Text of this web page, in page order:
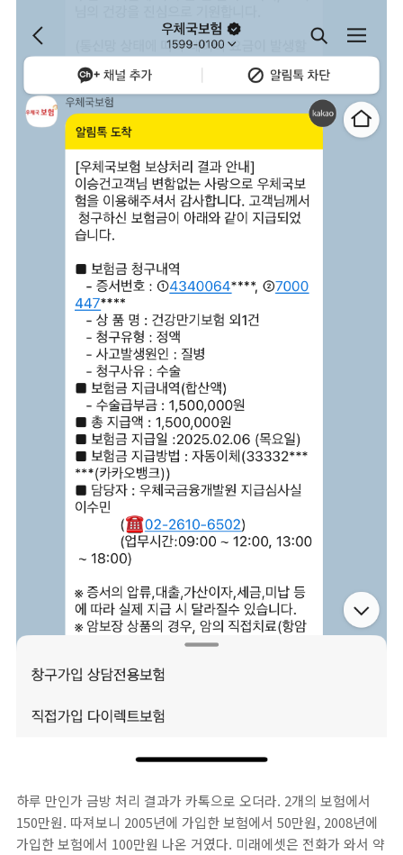
하루 만인가 금방 처리 결과가 카톡으로 오더라. 2개의 보험에서
150만원. 따져보니 2005년에 가입한 보험에서 50만원, 2008년에
가입한 보험에서 100만원 나온 거였다. 미래에셋은 전화가 와서 약